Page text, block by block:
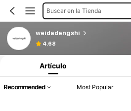
Buscar en la Tienda
weidadengshi
4.68
Artículo
Recommended Most Popular